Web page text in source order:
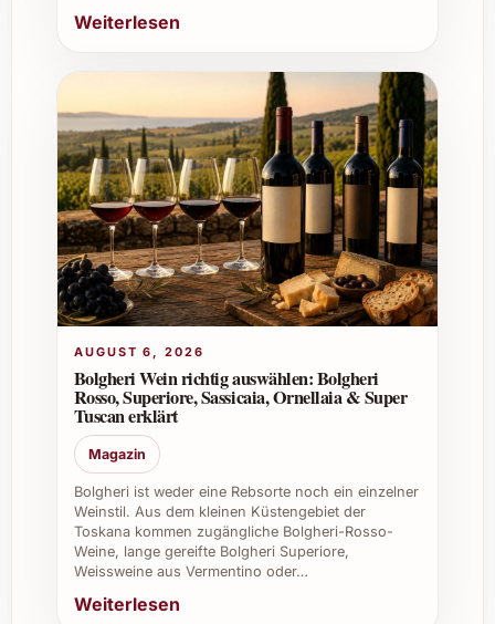
unterstreichen und ihr Tiefe zu verleihen.
Welche Rebsorten sind in der Cuvée
enthalten?
Der Cair Cuvée 2023 besteht aus einer
harmonischen Menge von Pinot Noir, Merlot
und Cabernet Sauvignon, die sorgfältig
aufeinander abgestimmt wurden, um eine
ganz besondere Balance zu erreichen.
Tipps und Vorteile bei der Verwendung von
Private Feiern:Veredelt festliche
Tischrunden und sorgt für
Genussmomente.
Weihnachten & Silvester:
Geschenk oder stilvoller Begleiter zu
festlichen Speisen.
Sommerfeste:Passt wunderbar zu
Grilladen und lauen Abenden im Freien.
Catering & Gastronomie:
Weiterlesen
AUGUST 6, 2026
Bolgheri Wein richtig auswählen: Bolgheri
Rosso, Superiore, Sassicaia, Ornellaia & Super
Tuscan erklärt
Magazin
Bolgheri ist weder eine Rebsorte noch ein einzelner
Weinstil. Aus dem kleinen Küstengebiet der
Toskana kommen zugängliche Bolgheri-Rosso-
Weine, lange gereifte Bolgheri Superiore,
Weissweine aus Vermentino oder…
Weiterlesen